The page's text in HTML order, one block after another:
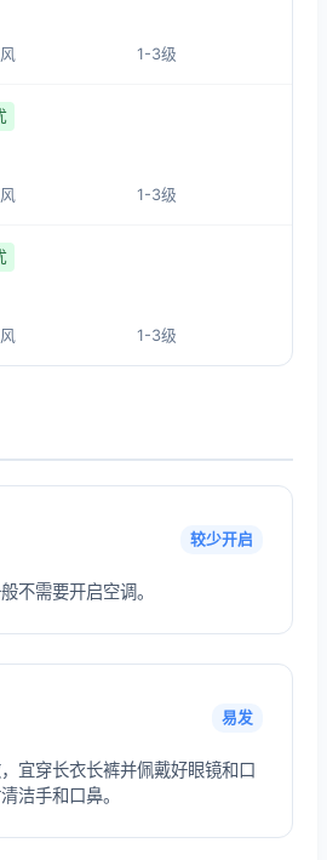
1-3级
1-3级
1-3级
较少开启
不需要开启空调。
易发
宜穿长衣长裤并佩戴好眼镜和口
洁手和口鼻。